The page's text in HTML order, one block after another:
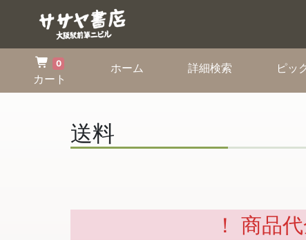
0
カート
ホーム (current)詳細検索 ピッ
送料
！ 商品